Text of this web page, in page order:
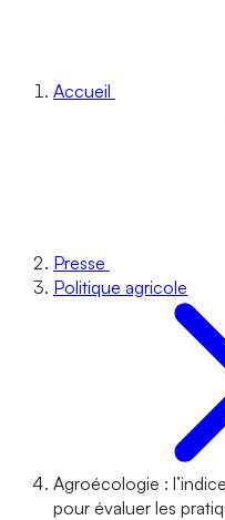
Accueil
Presse
Politique agricole
Agroécologie :
pour évaluer les